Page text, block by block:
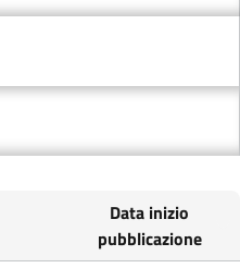
Data inizio
pubblicazione